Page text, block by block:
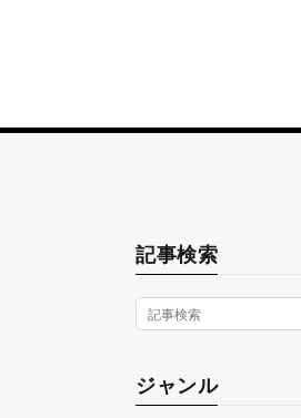
記事検索
ジャンル